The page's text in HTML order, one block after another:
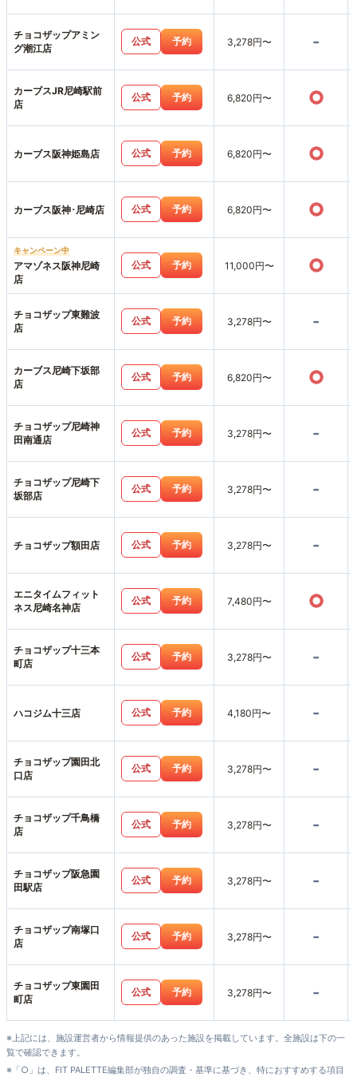
チョコザップアミン
グ潮江店
公式 予約 3,278円〜 -
カーブスJR尼崎駅前
店
公式 予約 6,820円〜 ○
カーブス阪神姫島店 公式 予約 6,820円〜 ○
カーブス阪神･尼崎店 公式 予約 6,820円〜 ○
キャンペーン中
アマゾネス阪神尼崎
店
公式 予約 11,000円〜 ○
チョコザップ東難波
店
公式 予約 3,278円〜 -
カーブス尼崎下坂部
店
公式 予約 6,820円〜 ○
チョコザップ尼崎神
田南通店
公式 予約 3,278円〜 -
チョコザップ尼崎下
坂部店
公式 予約 3,278円〜 -
チョコザップ額田店 公式 予約 3,278円〜 -
エニタイムフィット
ネス尼崎名神店
公式 予約 7,480円〜 ○
チョコザップ十三本
町店
公式 予約 3,278円〜 -
ハコジム十三店 公式 予約 4,180円〜 -
チョコザップ園田北
口店
公式 予約 3,278円〜 -
チョコザップ千鳥橋
店
公式 予約 3,278円〜 -
チョコザップ阪急園
田駅店
公式 予約 3,278円〜 -
チョコザップ南塚口
店
公式 予約 3,278円〜 -
チョコザップ東園田
町店
公式 予約 3,278円〜 -
※上記には、施設運営者から情報提供のあった施設を掲載しています。全施設は下の一
覧で確認できます。
※「○」は、FIT PALETTE編集部が独自の調査・基準に基づき、特におすすめする項目